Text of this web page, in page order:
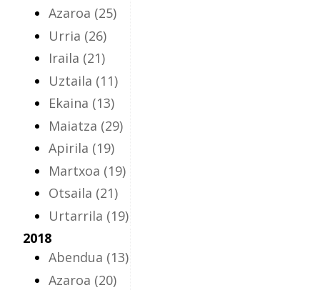
Azaroa (25)
Urria (26)
Iraila (21)
Uztaila (11)
Ekaina (13)
Maiatza (29)
Apirila (19)
Martxoa (19)
Otsaila (21)
Urtarrila (19)
2018
Abendua (13)
Azaroa (20)